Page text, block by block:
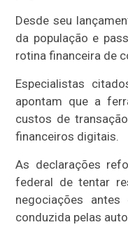
Desde seu
da população e
rotina financeira de
Especialistas
apontam que a
custos de
financeiros digitais.
As declarações
federal de tentar
negociações
conduzida pelas